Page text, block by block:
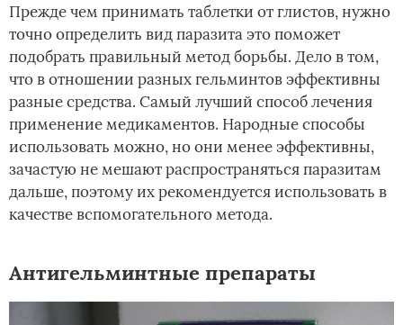
Прежде чем принимать таблетки от глистов, нужно
точно определить вид паразита это поможет
подобрать правильный метод борьбы. Дело в том,
что в отношении разных гельминтов эффективны
разные средства. Самый лучший способ лечения
применение медикаментов. Народные способы
использовать можно, но они менее эффективны,
зачастую не мешают распространяться паразитам
дальше, поэтому их рекомендуется использовать в
качестве вспомогательного метода.
Антигельминтные препараты